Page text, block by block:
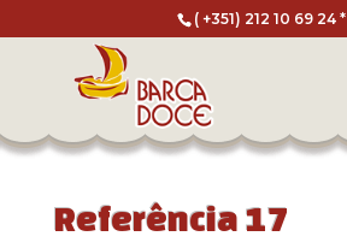
( +351) 212 10 69 24 *
Referência 17